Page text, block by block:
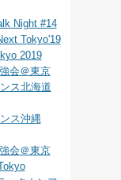
Night #14
Tokyo'19
2019
会＠東京
ス北海道
ス沖縄
会＠東京